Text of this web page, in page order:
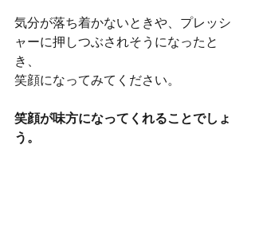
気分が落ち着かないときや、プレッシ
ャーに押しつぶされそうになったと
き、
笑顔になってみてください。
笑顔が味方になってくれることでしょ
う。